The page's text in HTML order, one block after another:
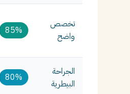
تخصص
واضح
85%
الجراحة
البيطرية
80%